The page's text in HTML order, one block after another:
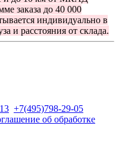
заказа до 40 000
индивидуально в
и расстояния от склада.
+7(495)798-29-05
об обработке